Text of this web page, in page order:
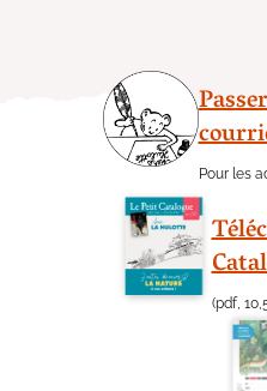
Pour les
(pdf,